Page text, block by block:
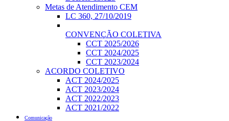
Metas de Atendimento CEM
LC 360, 27/10/2019
CONVENÇÃO COLETIVA
CCT 2025/2026
CCT 2024/2025
CCT 2023/2024
ACORDO COLETIVO
ACT 2024/2025
ACT 2023/2024
ACT 2022/2023
ACT 2021/2022
Comunicação